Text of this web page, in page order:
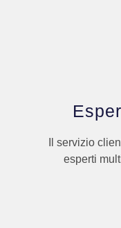
Il servizio
esperti